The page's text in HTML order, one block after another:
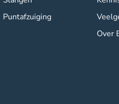
Puntafzuiging
Over